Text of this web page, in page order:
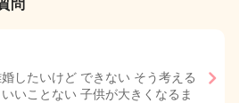
問
したいけど できない そう考える
いことない 子供が大きくなるま